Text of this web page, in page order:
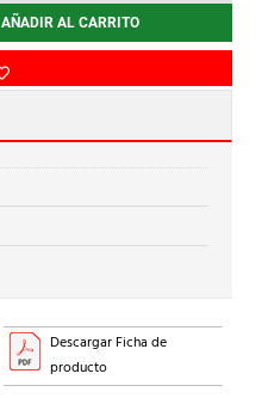
AÑADIR AL CARRITO
Descargar Ficha de
producto